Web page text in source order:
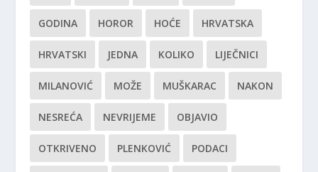
GODINA HOROR HOĆE HRVATSKA
HRVATSKI JEDNA KOLIKO LIJEČNICI
MILANOVIĆ MOŽE MUŠKARAC NAKON
NESREĆA NEVRIJEME OBJAVIO
OTKRIVENO PLENKOVIĆ PODACI